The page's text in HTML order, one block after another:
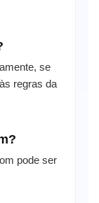
se
regras da
pode ser